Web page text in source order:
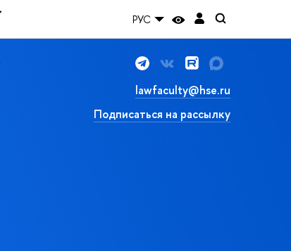
РУС
lawfaculty@hse.ru
Подписаться на рассылку